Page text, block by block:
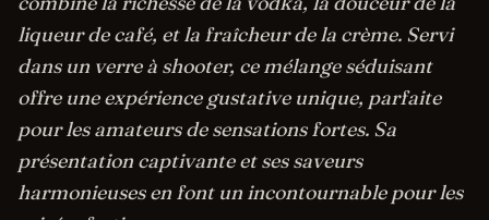
liqueur de café, et la fraîcheur de la crème. Servi
dans un verre à shooter, ce mélange séduisant
offre une expérience gustative unique, parfaite
pour les amateurs de sensations fortes. Sa
présentation captivante et ses saveurs
harmonieuses en font un incontournable pour les